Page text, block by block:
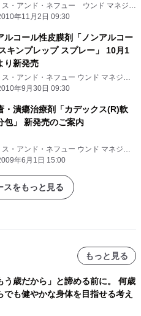
を追加発売
ス・アンド・ネフュー ウンド マネジメ
式会社
年11月2日 09:30
ルコール性皮膜剤「ノンアルコー
キンプレップ スプレー」 10月1
り新発売
ス・アンド・ネフュー ウンド マネジメ
株式会社
年9月30日 09:30
・潰瘍治療剤「カデックス(R)軟
包」 新発売のご案内
ス・アンド・ネフュー ウンド マネジメ
株式会社
年6月1日 15:00
スをもっと見る
もっと見る
う歳だから」と諦める前に。 何歳
でも健やかな身体を目指せる考え